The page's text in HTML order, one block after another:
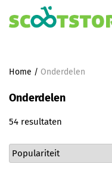
Home / Onderdelen
Onderdelen
54 resultaten